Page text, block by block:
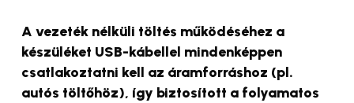
A vezeték nélküli töltés működéséhez a
készüléket USB-kábellel mindenképpen
csatlakoztatni kell az áramforráshoz (pl.
autós töltőhöz), így biztosított a folyamatos